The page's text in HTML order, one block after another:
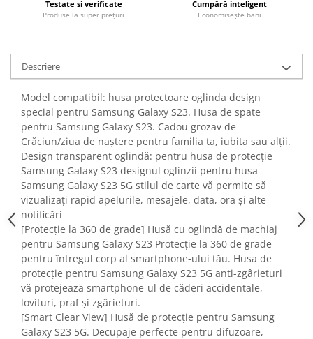
Electrocasnice pentru Bucatarie
Ingrijire Locuinta
Purificatoare de aer
Fashion
Bijuterii
Ceasuri barbatesti
Ceasuri dama
Cutii, curele si accesorii ceasuri
Genti si accesorii barbati
Genti si accesorii femei
Imbracaminte barbati
Imbracaminte femei
Imbracaminte si Incaltaminte copii
Incaltaminte barbati
Incaltaminte femei
Ochelari de soare
Ochelari de vedere
Testate si verificate
Produse la super prețuri
Cumpără inteligent
Economisește bani
Descriere
Model compatibil: husa protectoare oglinda design
special pentru Samsung Galaxy S23. Husa de spate
pentru Samsung Galaxy S23. Cadou grozav de
Crăciun/ziua de naștere pentru familia ta, iubita sau alții.
Design transparent oglindă: pentru husa de protecție
Samsung Galaxy S23 designul oglinzii pentru husa
Samsung Galaxy S23 5G stilul de carte vă permite să
vizualizați rapid apelurile, mesajele, data, ora și alte
notificări
[Protecție la 360 de grade] Husă cu oglindă de machiaj
pentru Samsung Galaxy S23 Protecție la 360 de grade
pentru întregul corp al smartphone-ului tău. Husa de
protecție pentru Samsung Galaxy S23 5G anti-zgârieturi
vă protejează smartphone-ul de căderi accidentale,
lovituri, praf și zgârieturi.
[Smart Clear View] Husă de protecție pentru Samsung
Galaxy S23 5G. Decupaje perfecte pentru difuzoare,